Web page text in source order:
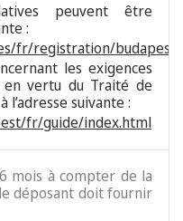
peuvent être
:
fr/registration/budapest/
les exigences
vertu du Traité de
l’adresse suivante :
fr/guide/index.html
mois à compter de la
déposant doit fournir